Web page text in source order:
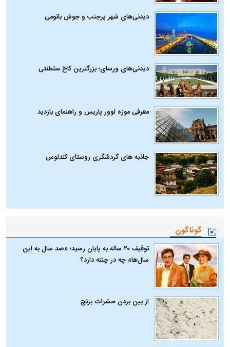
دیدنی‌های شهر پرجنب و جوش باتومی
دیدنی‌های ورسای؛ بزرگترین کاخ سلطنتی
معرفی موزه لوور پاریس و راهنمای بازدید
جاذبه های گردشگری روستای کندلوس
گوناگون
توقیف ۲۰ ساله به پایان رسید؛ «صد سال به این
سال‌ها» چه در چنته دارد؟
از بین بردن حشرات برنج